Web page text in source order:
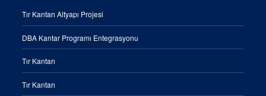
Tır Kantarı Altyapı Projesi
DBA Kantar Programı Entegrasyonu
Tır Kantarı
Tır Kantarı